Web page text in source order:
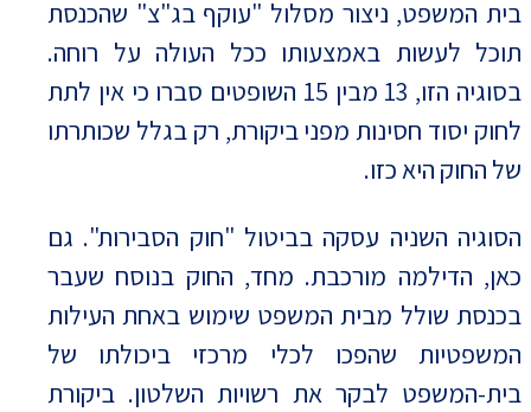
בית המשפט, ניצור מסלול "עוקף בג"צ" שהכנסת
תוכל לעשות באמצעותו ככל העולה על רוחה.
בסוגיה הזו, 13 מבין 15 השופטים סברו כי אין לתת
לחוק יסוד חסינות מפני ביקורת, רק בגלל שכותרתו
של החוק היא כזו.
הסוגיה השניה עסקה בביטול "חוק הסבירות". גם
כאן, הדילמה מורכבת. מחד, החוק בנוסח שעבר
בכנסת שולל מבית המשפט שימוש באחת העילות
המשפטיות שהפכו לכלי מרכזי ביכולתו של
בית-המשפט לבקר את רשויות השלטון. ביקורת